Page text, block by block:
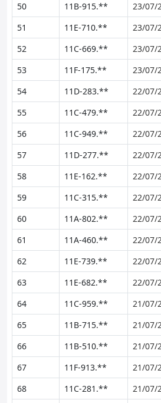
50
11B-915.**
23/07/
51
11E-710.**
23/07/
52
11C-669.**
23/07/
53
11F-175.**
23/07/
54
11D-283.**
22/07/
55
11C-479.**
22/07/
56
11C-949.**
22/07/
57
11D-277.**
22/07/
58
11E-162.**
22/07/
59
11C-315.**
22/07/
60
11A-802.**
22/07/
61
11A-460.**
22/07/
62
11E-739.**
22/07/
63
11E-682.**
22/07/
64
11C-959.**
21/07/
65
11B-715.**
21/07/
66
11B-510.**
21/07/
67
11F-913.**
21/07/
68
11C-281.**
21/07/